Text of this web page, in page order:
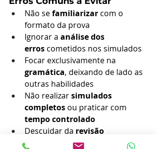
Não se familiarizar com o
formato da prova
Ignorar a análise dos
erros cometidos nos simulados
Focar exclusivamente na
gramática, deixando de lado as
outras habilidades
Não realizar simulados
completos ou praticar com
tempo controlado
Descuidar da revisão
periódica
dos conteúdos